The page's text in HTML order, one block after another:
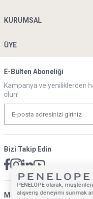
KURUMSAL
ÜYE
E-Bülten Aboneliği
Kampanya ve yeniliklerden
olun!
Bizi Takip Edin
Müsteri Hizmetleri İletişim
PENELOPE olarak,
alışveriş deneyimi sunmak